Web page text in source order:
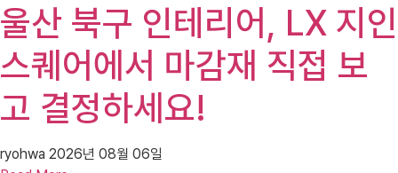
울산 북구 인테리어, LX 지인
스퀘어에서 마감재 직접 보
고 결정하세요!
ryohwa 2026년 08월 06일